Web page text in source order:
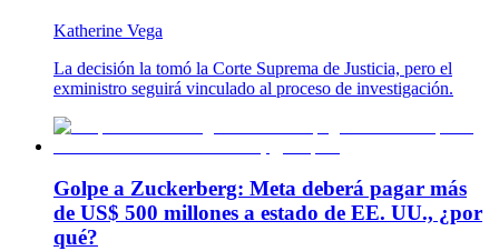
Katherine Vega
La decisión la tomó la Corte Suprema de Justicia, pero el
exministro seguirá vinculado al proceso de investigación.
Golpe a Zuckerberg: Meta deberá pagar más
de US$ 500 millones a estado de EE. UU., ¿por
qué?